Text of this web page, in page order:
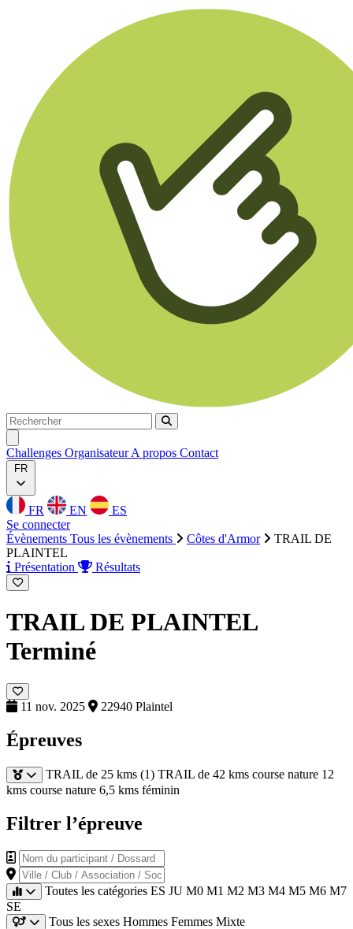
Rechercher
Rechercher
Challenges OrganisateurA propos Contact
FR
FR EN
ES
Se connecter
Évènements Tous les évènements Côtes d'Armor
TRAIL DE
PLAINTEL
Présentation
Résultats
TRAIL DE PLAINTEL
Terminé
11 nov. 2025 22940 Plaintel
Épreuves
TRAIL de 25 kms (1) TRAIL de 42 kms course nature 12
kms course nature 6,5 kms féminin
Filtrer l’épreuve
Nom du participant / Dossard
Ville / Club / Association / Société
Toutes les catégories ES JU M0 M1 M2 M3 M4 M5 M6 M7
SE
Tous les sexes Hommes Femmes Mixte